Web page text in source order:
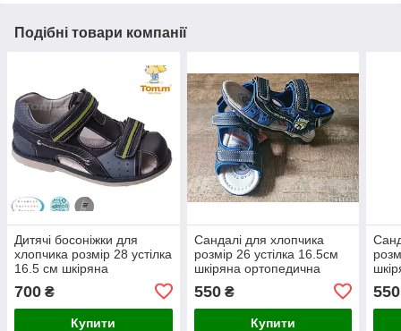
Подібні товари компанії
Дитячі босоніжки для
хлопчика розмір 28 устілка
16.5 см шкіряна
Tom.m
700 ₴
Купити
Сандалі для хлопчика
розмір 26 устілка 16.5см
шкіряна ортопедична
550₴
Купити
550